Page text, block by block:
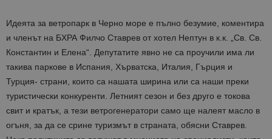
Идеята за ветропарк в Черно море е пълно безумие, коментира
и членът на БХРА Филчо Ставрев от хотел Нептун в к.к. „Св. Св.
Константин и Елена“. Депутатите явно не са проучили има ли
такива паркове в Испания, Хърватска, Италия, Гърция и
Турция- страни, които са нашата ширина или са наши преки
туристически конкуренти. Летният сезон и без друго е токова
свит и кратък, а тези ветрогенератори само ще налеят масло в
огъня, за да се срине туризмът в страната, обясни Ставрев.